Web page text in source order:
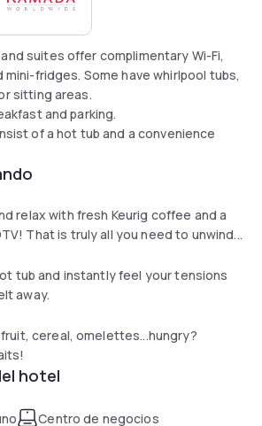
suites offer complimentary Wi-Fi,
fridges. Some have whirlpool tubs,
sitting areas.
and parking.
of a hot tub and a convenience
relax with fresh Keurig coffee and a
That is truly all you need to unwind...
tub and instantly feel your tensions
away.
cereal, omelettes...hungry?
hotel
Centro de negocios